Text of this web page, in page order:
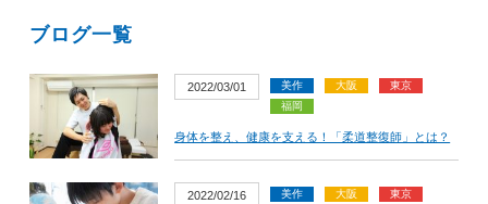
ブログ一覧
2022/03/01 美作 大阪
東京
福岡
身体を整え、健康を支える！「柔道整復師」とは？
2022/02/16 美作 大阪
東京